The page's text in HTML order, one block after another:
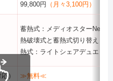
99,800円 （月々3,100円）
蓄熱式：メディオスター
熱破壊式と蓄熱式切り替え：
熱式：ライトシェアデュエット
） ≫無料≪